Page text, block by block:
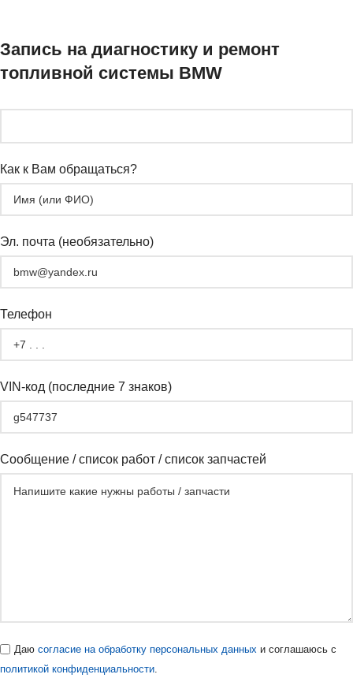
Запись на диагностику и ремонт
топливной системы BMW
Как к Вам обращаться?
Эл. почта (необязательно)
Телефон
VIN-код (последние 7 знаков)
Сообщение / список работ / список запчастей
Даю согласие на обработку персональных данных и соглашаюсь с
политикой конфиденциальности.